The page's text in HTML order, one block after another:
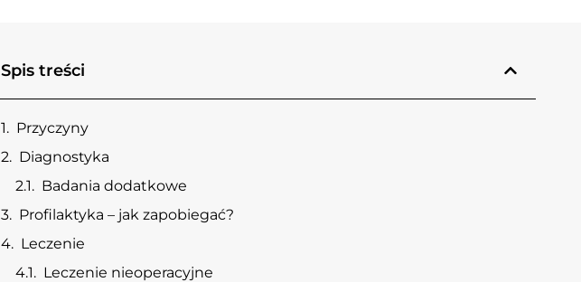
Spis treści
Przyczyny
Diagnostyka
Badania dodatkowe
Profilaktyka – jak zapobiegać?
Leczenie
Leczenie nieoperacyjne